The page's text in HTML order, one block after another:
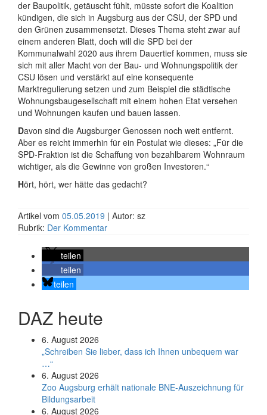
der Baupolitik, getäuscht fühlt, müsste sofort die Koalition
kündigen, die sich in Augsburg aus der CSU, der SPD und
den Grünen zusammensetzt. Dieses Thema steht zwar auf
einem anderen Blatt, doch will die SPD bei der
Kommunalwahl 2020 aus ihrem Dauertief kommen, muss sie
sich mit aller Macht von der Bau- und Wohnungspolitik der
CSU lösen und verstärkt auf eine konsequente
Marktregulierung setzen und zum Beispiel die städtische
Wohnungsbaugesellschaft mit einem hohen Etat versehen
und Wohnungen kaufen und bauen lassen.
Davon sind die Augsburger Genossen noch weit entfernt.
Aber es reicht immerhin für ein Postulat wie dieses: „Für die
SPD-Fraktion ist die Schaffung von bezahlbarem Wohnraum
wichtiger, als die Gewinne von großen Investoren.“
Hört, hört, wer hätte das gedacht?
Artikel vom 05.05.2019 | Autor: sz
Rubrik: Der Kommentar
teilen
teilen
teilen
DAZ heute
6. August 2026
„Schreiben Sie lieber, dass ich Ihnen unbequem war
…“
6. August 2026
Zoo Augsburg erhält nationale BNE-Auszeichnung für
Bildungsarbeit
6. August 2026